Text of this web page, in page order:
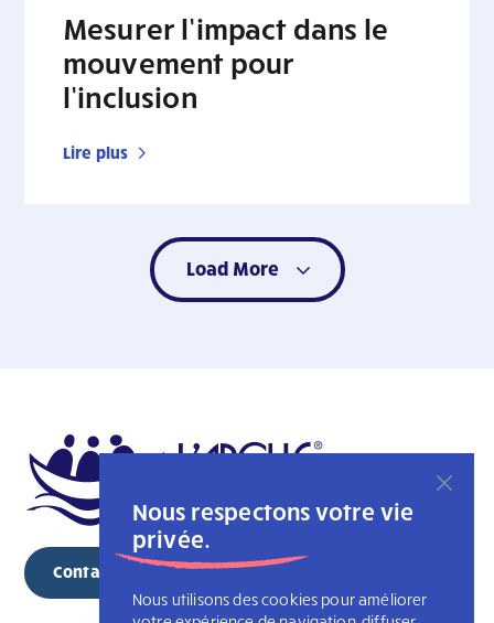
Nous respectons votre vie
privée.
Nous utilisons des cookies pour améliorer
Mesurer l’impact dans le
mouvement pour
l’inclusion
Lire plus
Load More
Contacter